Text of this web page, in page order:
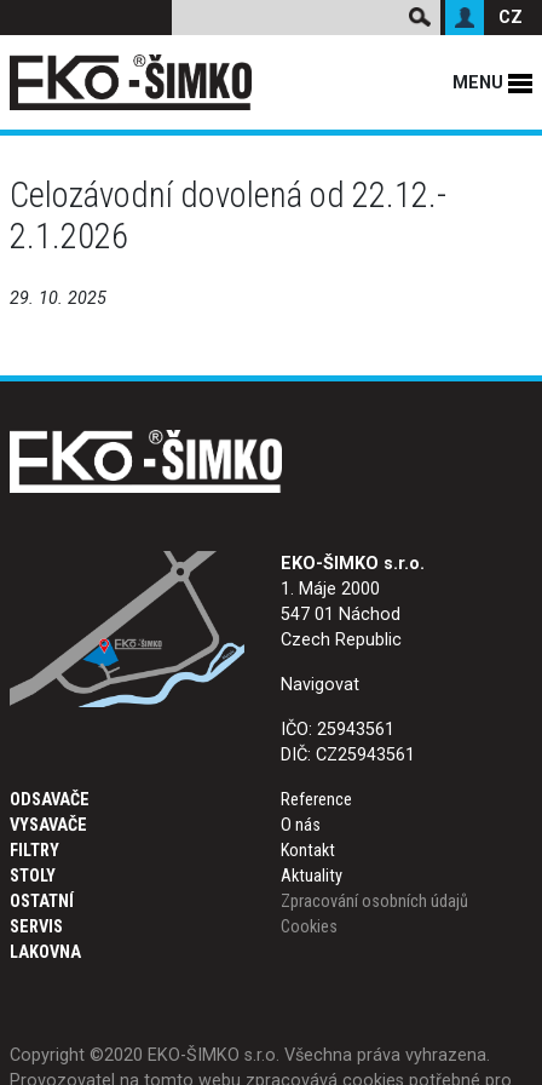
CZ
MENU
Celozávodní dovolená od 22.12.-
2.1.2026
29. 10. 2025
EKO-ŠIMKO s.r.o.
1. Máje 2000
547 01 Náchod
Czech Republic
Navigovat
IČO: 25943561
DIČ: CZ25943561
ODSAVAČE
VYSAVAČE
FILTRY
STOLY
OSTATNÍ
SERVIS
LAKOVNA
Reference
O nás
Kontakt
Aktuality
Zpracování osobních údajů
Cookies
Copyright ©2020 EKO-ŠIMKO s.r.o. Všechna práva vyhrazena.